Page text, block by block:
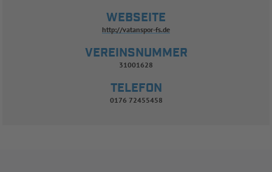
WEBSEITE
http://vatanspor-fs.de
VEREINSNUMMER
31001628
TELEFON
0176 72455458